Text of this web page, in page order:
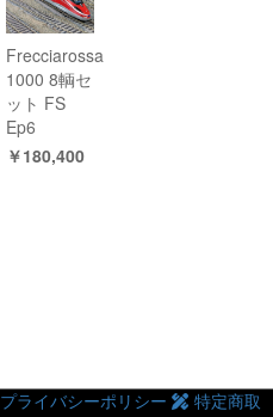
Frecciarossa
1000 8輌セ
ット FS
Ep6
￥180,400
プライバシーポリシー
特定商取